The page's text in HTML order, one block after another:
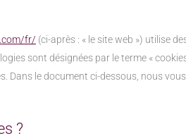
fr/ (ci-après : « le site web ») utilise
sont désignées par le terme «
Dans le document ci-dessous, nous
?